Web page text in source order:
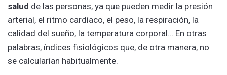
salud de las personas, ya que pueden medir la presión
arterial, el ritmo cardíaco, el peso, la respiración, la
calidad del sueño, la temperatura corporal… En otras
palabras, índices fisiológicos que, de otra manera, no
se calcularían habitualmente.